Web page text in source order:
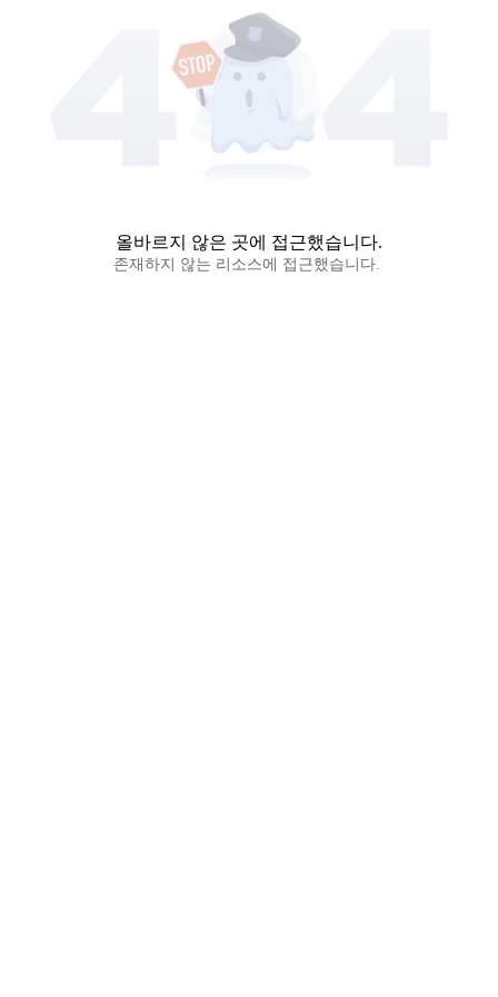
올바르지 않은 곳에 접근했습니다.
존재하지 않는 리소스에 접근했습니다.